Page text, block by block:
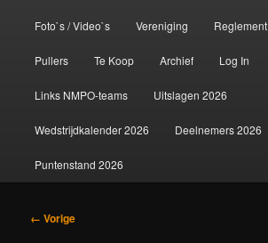
Foto`s / Video`s Vereniging Reglement
Pullers Te Koop Archief Log In
Links NMPO-teams Uitslagen 2026
Wedstrijdkalender 2026 Deelnemers 2026
Puntenstand 2026
Afbeeldingsnavigatie
← Vorige